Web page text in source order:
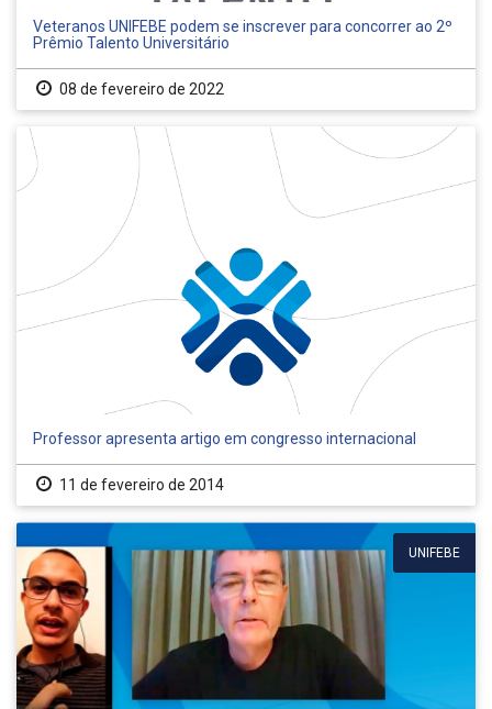
Veteranos UNIFEBE podem se inscrever para concorrer ao 2º
Prêmio Talento Universitário
08 de fevereiro de 2022
Professor apresenta artigo em congresso internacional
11 de fevereiro de 2014
UNIFEBE